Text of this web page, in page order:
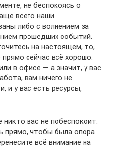
не беспокоясь о
всего наши
либо с волнением за
прошедших событий.
на настоящем, то,
прямо сейчас всё хорошо:
в офисе — а значит, у вас
вам ничего не
и у вас есть ресурсы,
вас не побеспокоит.
прямо, чтобы была опора
всё внимание на